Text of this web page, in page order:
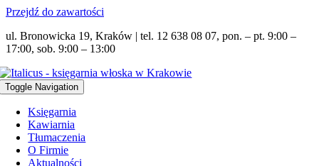
Przejdź do zawartości
ul. Bronowicka 19, Kraków | tel. 12 638 08 07, pon. – pt. 9:00 –
17:00, sob. 9:00 – 13:00
Toggle Navigation
Księgarnia
Kawiarnia
Tłumaczenia
O Firmie
Aktualności